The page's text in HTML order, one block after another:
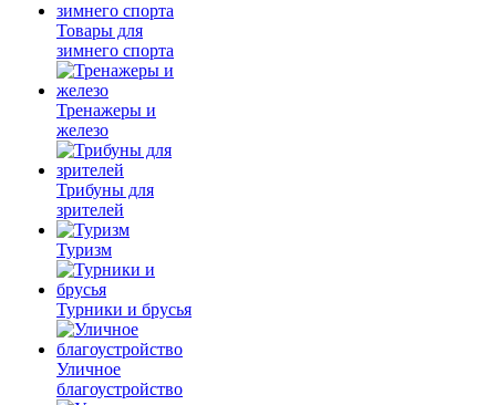
Товары для
зимнего спорта
Тренажеры и
железо
Трибуны для
зрителей
Туризм
Турники и брусья
Уличное
благоустройство